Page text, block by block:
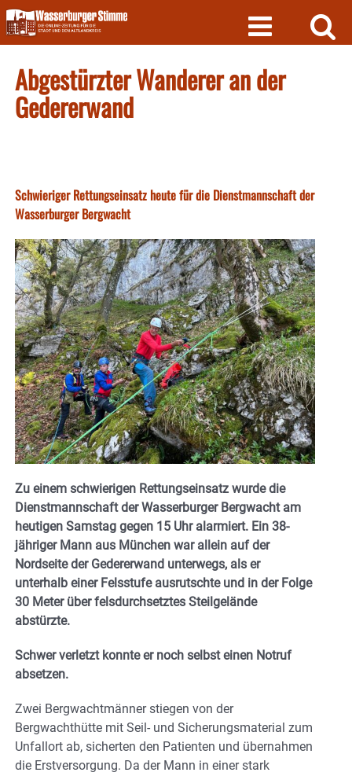
Skip
to
content
Abgestürzter Wanderer an der
Gedererwand
Schwieriger Rettungseinsatz heute für die Dienstmannschaft der
Wasserburger Bergwacht
Zu einem schwierigen Rettungseinsatz wurde die
Dienstmannschaft der Wasserburger Bergwacht am
heutigen Samstag gegen 15 Uhr alarmiert. Ein 38-
jähriger Mann aus München war allein auf der
Nordseite der Gedererwand unterwegs, als er
unterhalb einer Felsstufe ausrutschte und in der Folge
30 Meter über felsdurchsetztes Steilgelände
abstürzte.
Schwer verletzt konnte er noch selbst einen Notruf
absetzen.
Zwei Bergwachtmänner stiegen von der
Bergwachthütte mit Seil- und Sicherungsmaterial zum
Unfallort ab, sicherten den Patienten und übernahmen
die Erstversorgung. Da der Mann in einer stark